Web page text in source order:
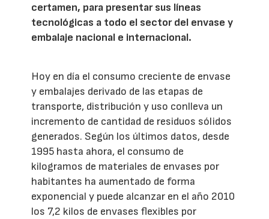
certamen, para presentar sus líneas
tecnológicas a todo el sector del envase y
embalaje nacional e internacional.
Hoy en día el consumo creciente de envase
y embalajes derivado de las etapas de
transporte, distribución y uso conlleva un
incremento de cantidad de residuos sólidos
generados. Según los últimos datos, desde
1995 hasta ahora, el consumo de
kilogramos de materiales de envases por
habitantes ha aumentado de forma
exponencial y puede alcanzar en el año 2010
los 7,2 kilos de envases flexibles por